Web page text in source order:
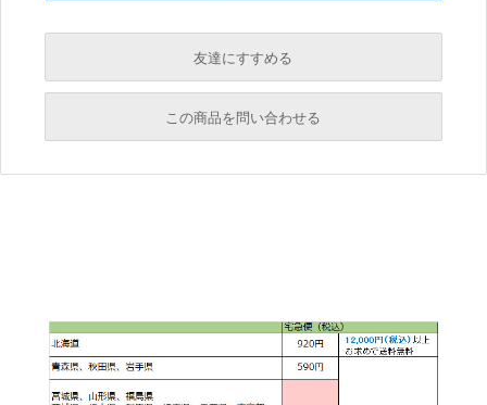
友達にすすめる
必須
この商品を問い合わせる